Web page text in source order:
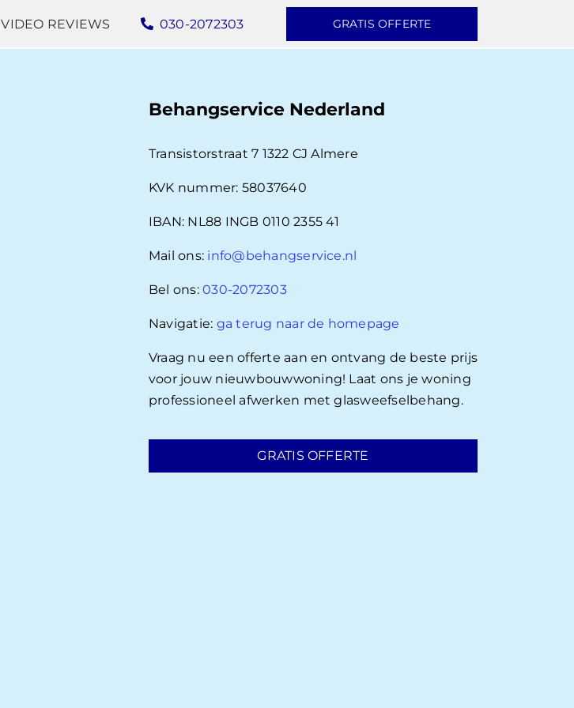
VIDEO REVIEWS 030-2072303 GRATIS OFFERTE
Behangservice Nederland
Transistorstraat 7 1322 CJ Almere
KVK nummer: 58037640
IBAN: NL88 INGB 0110 2355 41
Mail ons: info@behangservice.nl
Bel ons:030-2072303
Navigatie: ga terug naar de homepage
Vraag nu een offerte aan en ontvang de beste prijs
voor jouw nieuwbouwwoning! Laat ons je woning
professioneel afwerken met glasweefselbehang.
GRATIS OFFERTE